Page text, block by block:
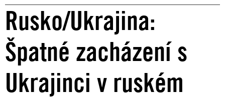
Rusko/Ukrajina:
Špatné zacházení s
Ukrajinci v ruském